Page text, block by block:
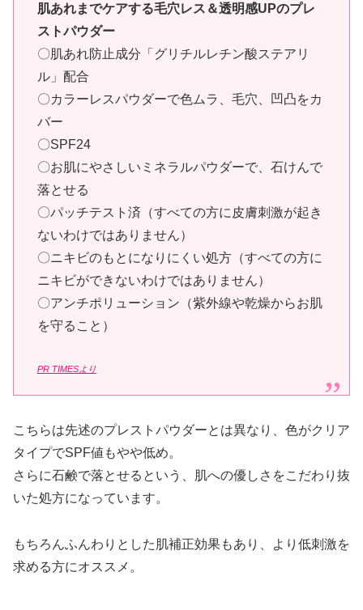
肌あれまでケアする毛穴レス＆透明感UPのプレ
ストパウダー
〇肌あれ防止成分「グリチルレチン酸ステアリ
ル」配合
〇カラーレスパウダーで色ムラ、毛穴、凹凸をカ
バー
〇SPF24
〇お肌にやさしいミネラルパウダーで、石けんで
落とせる
〇パッチテスト済（すべての方に皮膚刺激が起き
ないわけではありません）
〇ニキビのもとになりにくい処方（すべての方に
ニキビができないわけではありません）
〇アンチポリューション（紫外線や乾燥からお肌
を守ること）
PR TIMESより
こちらは先述のプレストパウダーとは異なり、色がクリア
タイプでSPF値もやや低め。
さらに石鹸で落とせるという、肌への優しさをこだわり抜
いた処方になっています。
もちろんふんわりとした肌補正効果もあり、より低刺激を
求める方にオススメ。